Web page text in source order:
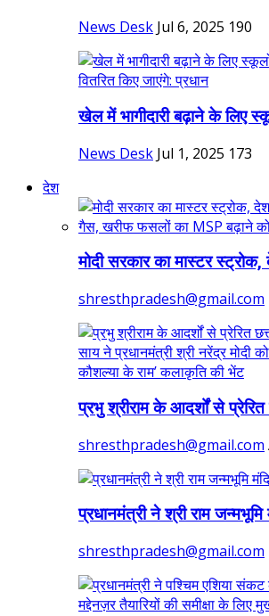
News Desk Jul 6, 2025 190
खेल में भागीदारी बढ़ाने के लिए
News Desk Jul 1, 2025 173
देश
मोदी सरकार का मास्टर
shresthpradesh@gmail.com
प्रभु श्रीराम के आदर्शों से
shresthpradesh@gmail.com
प्रधानमंत्री ने श्री राम जन्मभूमि
shresthpradesh@gmail.com